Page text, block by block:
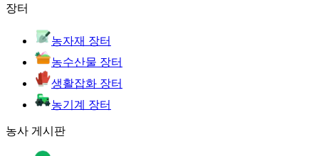
장터
농자재 장터
농수산물 장터
생활잡화 장터
농기계 장터
농사 게시판